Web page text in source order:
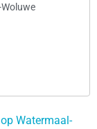
Watermaal-